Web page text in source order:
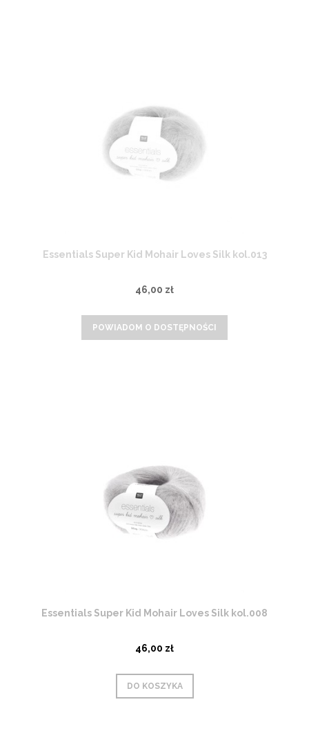
Essentials Super Kid Mohair Loves Silk kol.013
46,00 zł
POWIADOM O DOSTĘPNOŚCI
Essentials Super Kid Mohair Loves Silk kol.008
46,00 zł
DO KOSZYKA